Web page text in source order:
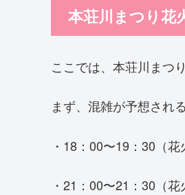
本荘川まつり花
ここでは、本荘川まつ
まず、混雑が予想され
・18：00〜19：30（花
・21：00〜21：30（花